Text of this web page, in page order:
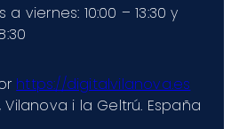
a viernes: 10:00 – 13:30 y
https://digitalvilanova.es
Vilanova i la Geltrú. España